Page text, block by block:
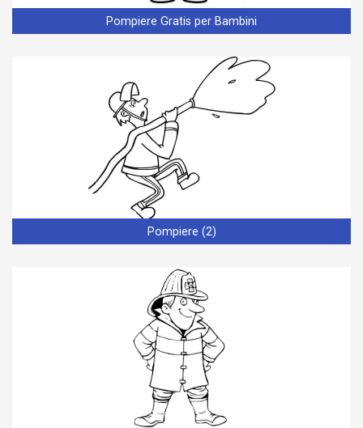
Pompiere Gratis per Bambini
Pompiere (2)